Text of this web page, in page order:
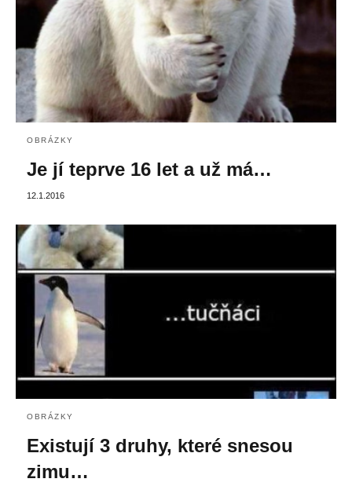
OBRÁZKY
Je jí teprve 16 let a už má…
12.1.2016
OBRÁZKY
Existují 3 druhy, které snesou
zimu…